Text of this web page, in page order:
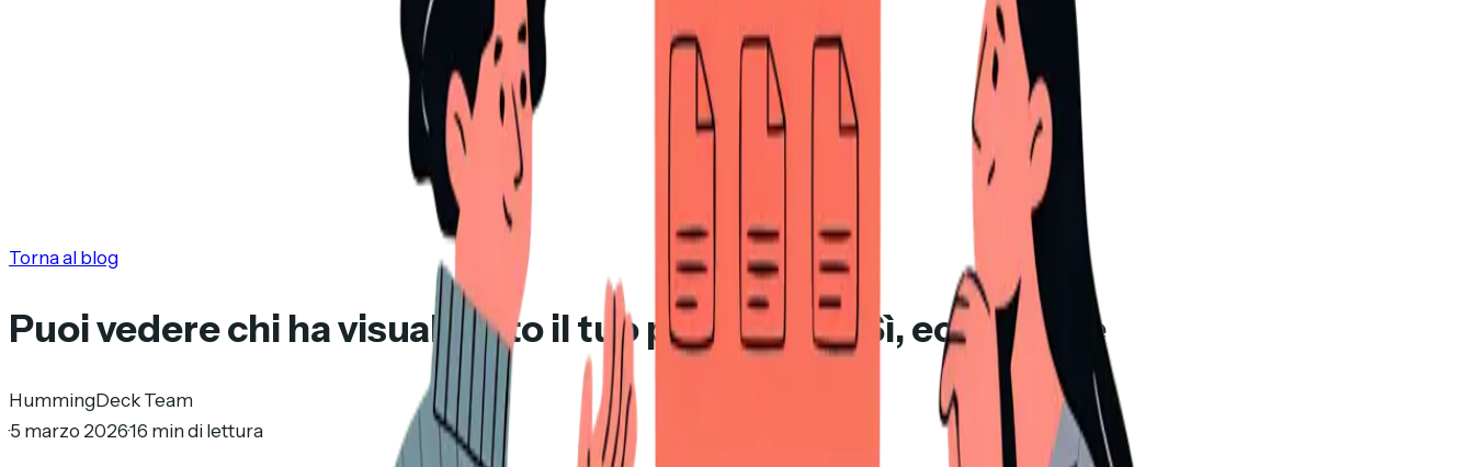
Torna al blog
Puoi vedere chi ha visualizzato il tuo preventivo? Sì, ecco come
HummingDeck Team
·5 marzo 2026·16 min di lettura